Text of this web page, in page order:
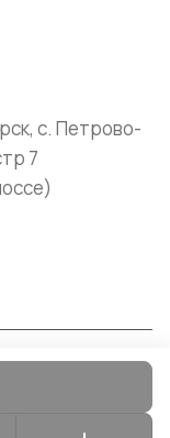
с. Петрово-
7